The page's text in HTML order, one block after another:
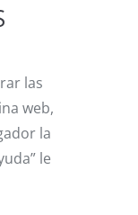
las
web,
la
le